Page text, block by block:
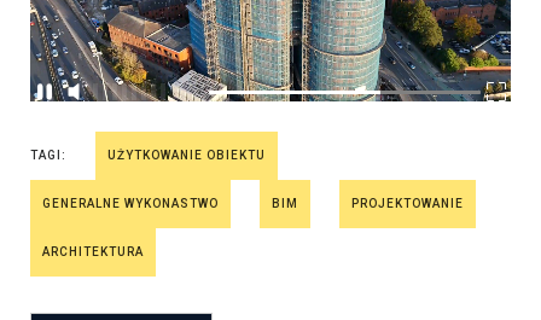
TAGI: UŻYTKOWANIE OBIEKTU
GENERALNE WYKONASTWO BIM PROJEKTOWANIE
ARCHITEKTURA